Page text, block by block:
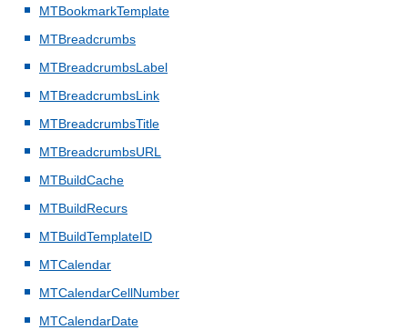
MTBookmarkTemplate
MTBreadcrumbs
MTBreadcrumbsLabel
MTBreadcrumbsLink
MTBreadcrumbsTitle
MTBreadcrumbsURL
MTBuildCache
MTBuildRecurs
MTBuildTemplateID
MTCalendar
MTCalendarCellNumber
MTCalendarDate